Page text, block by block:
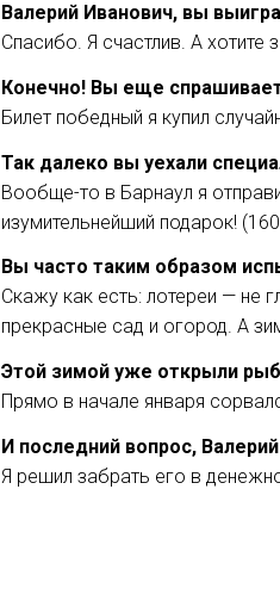
Валерий Иванович, вы
Спасибо. Я счастлив. А хотите
Конечно! Вы еще
Билет победный я купил
Так далеко вы уехали
Вообще-то в Барнаул я
изумительнейший подарок!
Вы часто таким образом
Скажу как есть: лотереи — не
прекрасные сад и огород. А
Этой зимой уже открыли
Прямо в начале января
И последний вопрос,
Я решил забрать его в